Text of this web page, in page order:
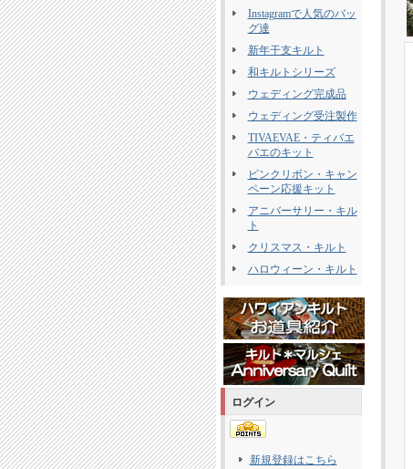
Instagramで人気のバッ
グ達
新年干支キルト
和キルトシリーズ
ウェディング完成品
ウェディング受注製作
TIVAEVAE・ティバエ
バエのキット
ピンクリボン・キャン
ペーン応援キット
アニバーサリー・キル
ト
クリスマス・キルト
ハロウィーン・キルト
ログイン
新規登録はこちら